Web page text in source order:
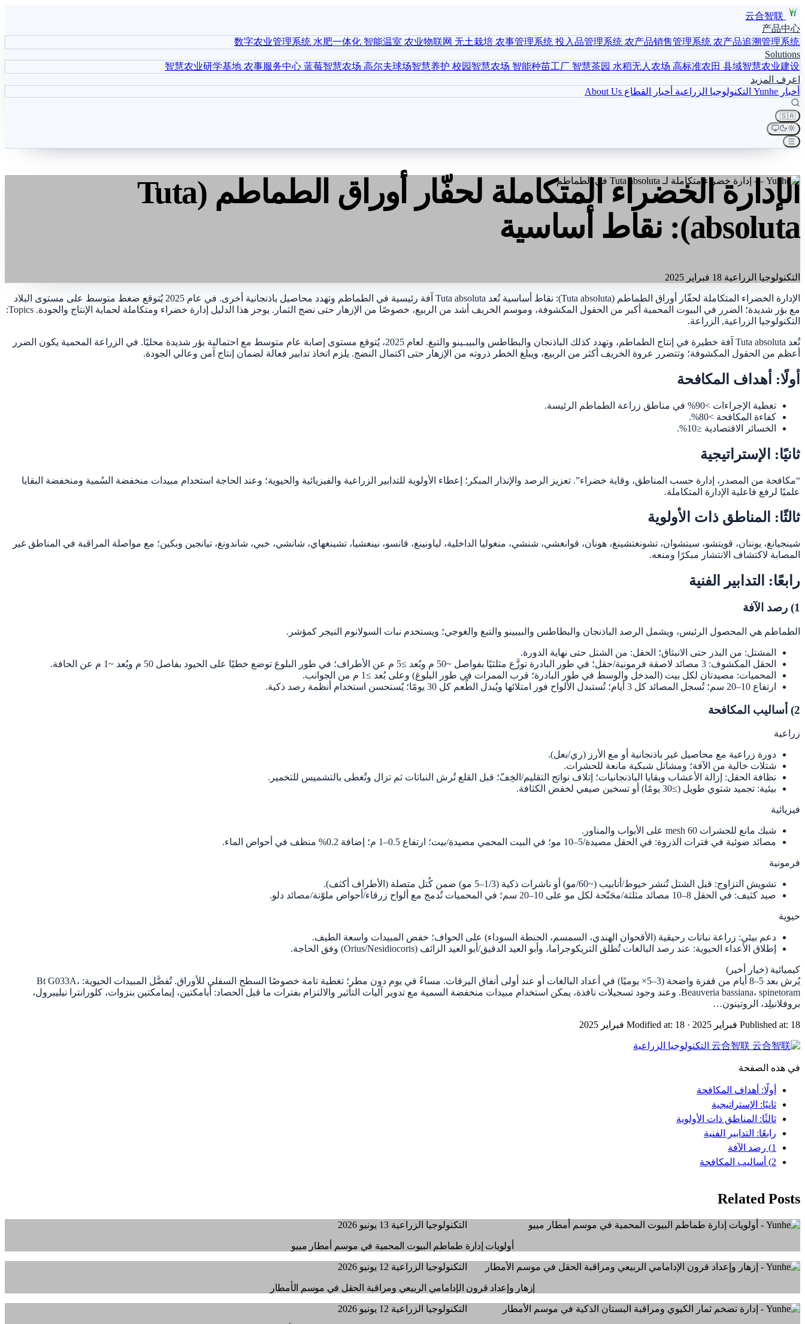
云合智联
产品中心
数字农业管理系统 水肥一体化 智能温室 农业物联网 无土栽培 农事管理系统 投入品管理系统 农产品销售管理系统 农产品追溯管理系统
Solutions
智慧农业研学基地 农事服务中心 蓝莓智慧农场 高尔夫球场智慧养护 校园智慧农场 智能种苗工厂 智慧茶园 水稻无人农场 高标准农田 县域智慧农业建设
اعرف المزيد
أخبار Yunhe
التكنولوجيا الزراعية أخبار القطاع About Us
🇸🇦
الإدارة الخضراء المتكاملة لحفّار أوراق الطماطم (Tuta
absoluta): نقاط أساسية
التكنولوجيا الزراعية 18 فبراير 2025
الإدارة الخضراء المتكاملة لحفّار أوراق الطماطم (Tuta absoluta): نقاط أساسية تُعد Tuta absoluta آفة رئيسية في الطماطم وتهدد محاصيل باذنجانية أخرى. في عام 2025 يُتوقع ضغط متوسط على مستوى البلاد
مع بؤر شديدة؛ الضرر في البيوت المحمية أكبر من الحقول المكشوفة، وموسم الخريف أشد من الربيع، خصوصًا من الإزهار حتى نضج الثمار. يوجز هذا الدليل إدارة خضراء ومتكاملة لحماية الإنتاج والجودة. Topics:
التكنولوجيا الزراعية, الزراعة.
تُعد Tuta absoluta آفة خطيرة في إنتاج الطماطم، وتهدد كذلك الباذنجان والبطاطس والبيبـينو والتبغ. لعام 2025، يُتوقع مستوى إصابة عام متوسط مع احتمالية بؤر شديدة محليًا. في الزراعة المحمية يكون الضرر
أعظم من الحقول المكشوفة؛ وتتضرر عروة الخريف أكثر من الربيع، ويبلغ الخطر ذروته من الإزهار حتى اكتمال النضج. يلزم اتخاذ تدابير فعالة لضمان إنتاج آمن وعالي الجودة.
أولًا: أهداف المكافحة
تغطية الإجراءات >90% في مناطق زراعة الطماطم الرئيسة.
كفاءة المكافحة >80%.
الخسائر الاقتصادية ≤10%.
ثانيًا: الإستراتيجية
“مكافحة من المصدر، إدارة حسب المناطق، وقاية خضراء”. تعزيز الرصد والإنذار المبكر؛ إعطاء الأولوية للتدابير الزراعية والفيزيائية والحيوية؛ وعند الحاجة استخدام مبيدات منخفضة السُمية ومنخفضة البقايا
علميًا لرفع فاعلية الإدارة المتكاملة.
ثالثًا: المناطق ذات الأولوية
شينجيانغ، يوننان، قويتشو، سيتشوان، تشونغتشينغ، هونان، قوانغشي، شنشي، منغوليا الداخلية، لياونينغ، قانسو، نينغشيا، تشينغهاي، شانشي، خبي، شاندونغ، تيانجين وبكين؛ مع مواصلة المراقبة في المناطق غير
المصابة لاكتشاف الانتشار مبكرًا ومنعه.
رابعًا: التدابير الفنية
1) رصد الآفة
الطماطم هي المحصول الرئيس، ويشمل الرصد الباذنجان والبطاطس والبيبينو والتبغ والغوجي؛ ويستخدم نبات السولانوم النيجر كمؤشر.
المشتل: من البذر حتى الانبثاق؛ الحقل: من الشتل حتى نهاية الدورة.
الحقل المكشوف: 3 مصائد لاصقة فرمونية/حقل؛ في طور البادرة توزَّع مثلثيًا بفواصل ~50 م وبُعد ≥5 م عن الأطراف؛ في طور البلوغ توضع خطيًا على الحيود بفاصل 50 م وبُعد ~1 م عن الحافة.
المحميات: مصيدتان لكل بيت (المدخل والوسط في طور البادرة؛ قرب الممرات في طور البلوغ) وعلى بُعد ≥1 م من الجوانب.
ارتفاع 10–20 سم؛ تُسجل المصائد كل 3 أيام؛ تُستبدل الألواح فور امتلائها ويُبدل الطُعم كل 30 يومًا؛ يُستحسن استخدام أنظمة رصد ذكية.
2) أساليب المكافحة
زراعية
دورة زراعية مع محاصيل غير باذنجانية أو مع الأرز (ري/بعل).
شتلات خالية من الآفة؛ ومشاتل شبكية مانعة للحشرات.
نظافة الحقل: إزالة الأعشاب وبقايا الباذنجانيات؛ إتلاف نواتج التقليم/الخِفّ؛ قبل القلع تُرش النباتات ثم تزال وتُغطى بالتشميس للتخمير.
بيئية: تجميد شتوي طويل (≥30 يومًا) أو تسخين صيفي لخفض الكثافة.
فيزيائية
شبك مانع للحشرات 60 mesh على الأبواب والمناور.
مصائد ضوئية في فترات الذروة: في الحقل مصيدة/5–10 مو؛ في البيت المحمي مصيدة/بيت؛ ارتفاع 0.5–1 م؛ إضافة 0.2% منظف في أحواض الماء.
فرمونية
تشويش التزاوج: قبل الشتل تُنشر خيوط/أنابيب (~60/مو) أو ناشرات ذكية (1/3–5 مو) ضمن كُتل متصلة (الأطراف أكثف).
صيد كثيف: في الحقل 8–10 مصائد مثلثة/مجَنّحة لكل مو على 10–20 سم؛ في المحميات تُدمج مع ألواح زرقاء/أحواض ملوّنة/مصائد دلو.
حيوية
دعم بيئي: زراعة نباتات رحيقية (الأقحوان الهندي، السمسم، الحنطة السوداء) على الحواف؛ خفض المبيدات واسعة الطيف.
إطلاق الأعداء الحيوية: عند رصد البالغات تُطلق التريكوجراما، وأبو العيد الدقيق/أبو العيد الزائف (Orius/Nesidiocoris) وفق الحاجة.
كيميائية (خيار أخير)
يُرش بعد 5–8 أيام من قفزة واضحة (3–5× يوميًا) في أعداد البالغات أو عند أولى أنفاق اليرقات. مساءً في يوم دون مطر؛ تغطية تامة خصوصًا السطح السفلي للأوراق. تُفضَّل المبيدات الحيوية: Bt G033A،
Beauveria bassiana، spinetoram. وعند وجود تسجيلات نافذة، يمكن استخدام مبيدات منخفضة السمية مع تدوير آليات التأثير والالتزام بفترات ما قبل الحصاد: أبامكتين، إيمامكتين بنزوات، كلورانترا نيليبرول،
بروفلانيلِد، الروتینون…
Published at: 18 فبراير 2025 · Modified at: 18 فبراير 2025
云合智联 التكنولوجيا الزراعية
في هذه الصفحة
أولًا: أهداف المكافحة
ثانيًا: الإستراتيجية
ثالثًا: المناطق ذات الأولوية
رابعًا: التدابير الفنية
1) رصد الآفة
2) أساليب المكافحة
Related Posts
التكنولوجيا الزراعية 13 يونيو 2026
أولويات إدارة طماطم البيوت المحمية في موسم أمطار مييو
التكنولوجيا الزراعية 12 يونيو 2026
إزهار وإعداد قرون الإدامامي الربيعي ومراقبة الحقل في موسم الأمطار
التكنولوجيا الزراعية 12 يونيو 2026